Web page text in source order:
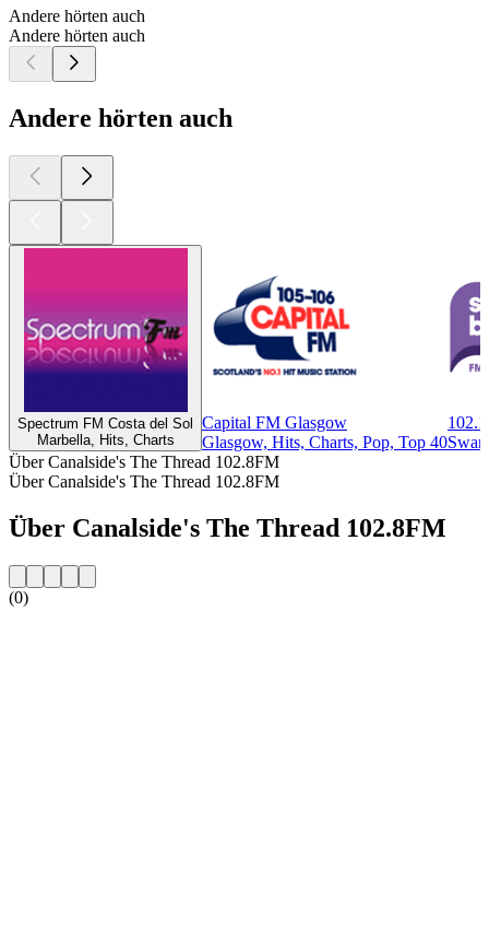
Andere hörten auch
Andere hörten auch
Andere hörten auch
Spectrum FM Costa del Sol
Marbella, Hits, Charts
Capital FM Glasgow
Glasgow, Hits, Charts, Pop, Top 40
Über Canalside's The Thread 102.8FM
Über Canalside's The Thread 102.8FM
Über Canalside's The Thread 102.8FM
(0)